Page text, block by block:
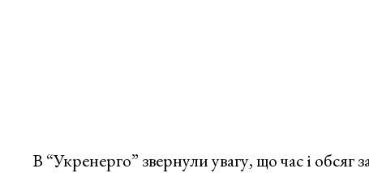
В “Укренерго” звернули увагу, що час і